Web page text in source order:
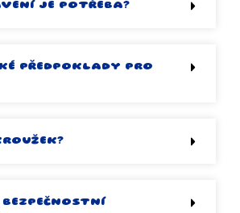
JE POTŘEBA?
PŘEDPOKLADY PRO